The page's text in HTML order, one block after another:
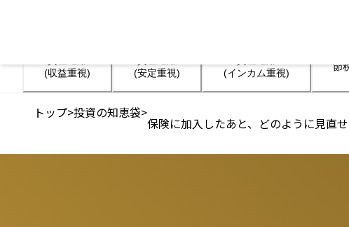
(収益重視)
(安定重視)
(インカム重視)
節
トップ>投資の知恵袋>
保険に加入したあと、どのように見直